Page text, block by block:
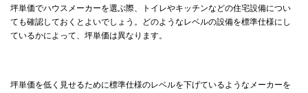
坪単価でハウスメーカーを選ぶ際、トイレやキッチンなどの住宅設備につい
ても確認しておくとよいでしょう。どのようなレベルの設備を標準仕様にし
ているかによって、坪単価は異なります。
坪単価を低く見せるために標準仕様のレベルを下げているようなメーカーを